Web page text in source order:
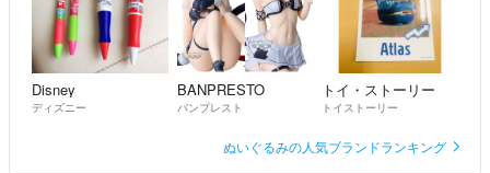
Disney
ディズニー
BANPRESTO
バンプレスト
トイ・ストーリー
トイストーリー
ぬいぐるみの人気ブランドランキング